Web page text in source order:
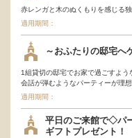
赤レンガと木のぬくもりを感じる
適用期間：
～おふたりの邸宅へ
1組貸切の邸宅でお家で過ごすよう
会話が弾むようなパーティーが理
適用期間：
平日のご来館で◇パ
ギフトプレゼント！